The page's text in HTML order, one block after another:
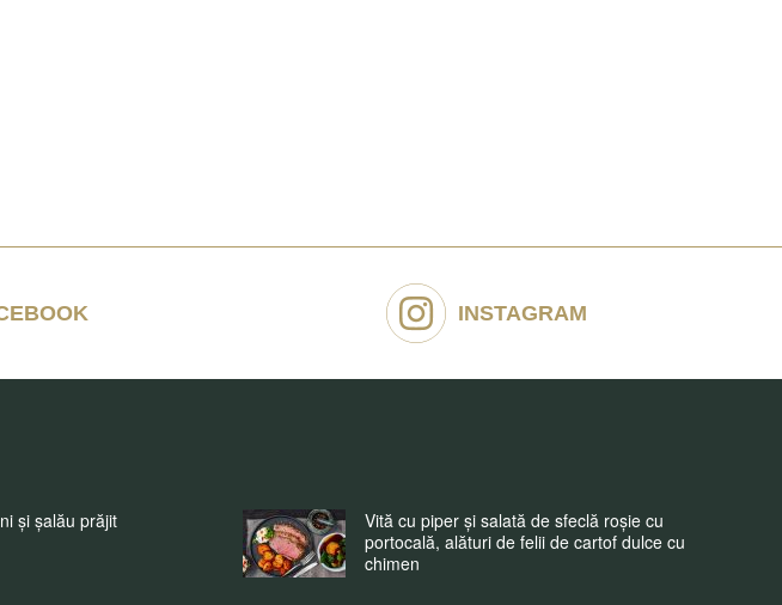
INSTAGRAM
și șalău prăjit
Vită cu piper și salată de sfeclă roșie cu
portocală, alături de felii de cartof dulce cu
chimen